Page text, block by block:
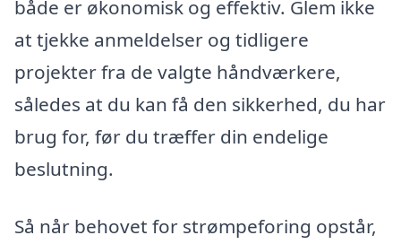
både er økonomisk og effektiv. Glem ikke
at tjekke anmeldelser og tidligere
projekter fra de valgte håndværkere,
således at du kan få den sikkerhed, du har
brug for, før du træffer din endelige
beslutning.
Så når behovet for strømpeforing opstår,